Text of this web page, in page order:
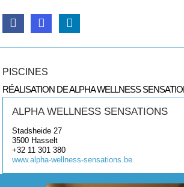
PISCINES
RÉALISATION DE ALPHA WELLNESS
ALPHA WELLNESS SENSATIONS
Stadsheide 27
3500 Hasselt
+32 11 301 380
www.alpha-wellness-sensations.be